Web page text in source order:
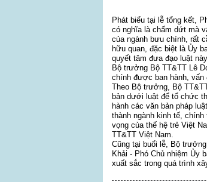
Phát biểu tại lễ tổng kết,
có nghĩa là chấm dứt mà
của ngành bưu chính, rất
hữu quan, đặc biệt là Ủy
quyết tâm đưa đạo luật
Bộ trưởng Bộ TT&TT Lê
chính được ban hành, vấn
Theo Bộ trưởng, Bộ
bản dưới luật để tổ chức
hành các văn bản pháp
thành ngành kinh tế,
vọng của thế hệ trẻ Việt
TT&TT Việt Nam.
Cũng tại buổi lễ, Bộ
Khải - Phó Chủ nhiệm Ủy
xuất sắc trong quá trình